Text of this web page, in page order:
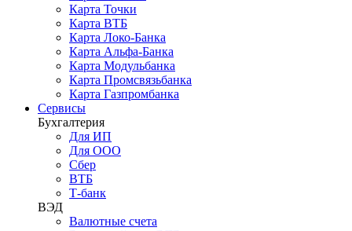
Карта Точки
Карта ВТБ
Карта Локо-Банка
Карта Альфа-Банка
Карта Модульбанка
Карта Промсвязьбанка
Карта Газпромбанка
Сервисы
Бухгалтерия
Для ИП
Для ООО
Сбер
ВТБ
Т-банк
ВЭД
Валютные счета